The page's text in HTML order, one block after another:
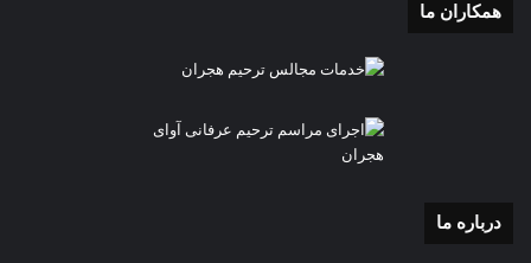
همکاران ما
درباره ما